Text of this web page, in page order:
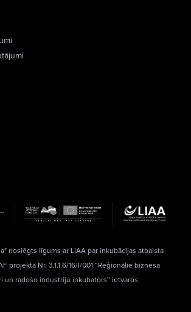
noslēgts līgums ar LIAA par inkubācijas atbalsta
projekta Nr. 3.1.1.6/16/I/001 “Reģionālie biznesa
un radošo industriju inkubators” ietvaros.